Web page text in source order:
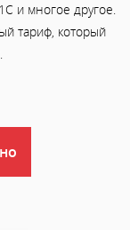
и многое другое.
тариф, который